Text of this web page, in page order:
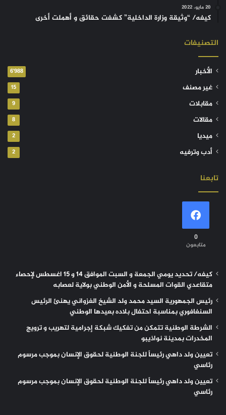
20 مايو، 2022
كيفه/ “وثيقة وزارة الداخلية” كشفت حقائق و أهملت أخرى
التصنيفات
الأخبار 6٬988
غير مصنف 15
مقابلات 9
مقالات 8
ميديا 2
أدب وترفيه 2
تابعنا
0
متابعون
كيفه/ تحديد يومي الجمعة و السبت الموافق 14 و 15 اغسطس لإحصاء
متقاعدي القوات المسلحة و الأمن الوطني بولاية لعصابه
رئيس الجمهورية السيد محمد ولد الشيخ الغزواني يهنئ الرئيس
السنغافوري بمناسبة احتفال بلاده بعيدها الوطني
الشرطة الوطنية تتمكن من تفكيك شبكة إجرامية لتهريب و ترويج
المخدرات بمدينة نواذيبو
تعيين ولد داهي رئيساً للجنة الوطنية لحقوق الإنسان بموجب مرسوم
رئاسي
تعيين ولد داهي رئيساً للجنة الوطنية لحقوق الإنسان بموجب مرسوم
رئاسي